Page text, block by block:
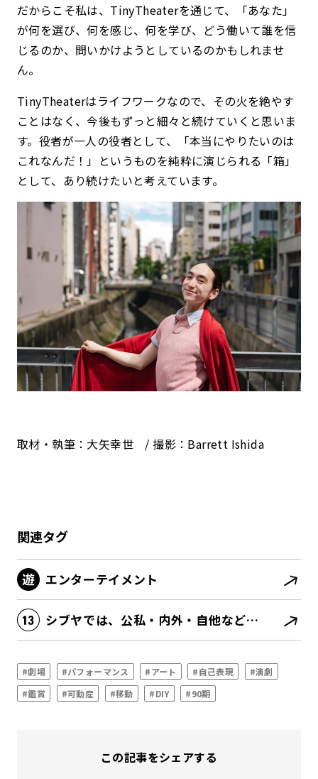
だからこそ私は、TinyTheaterを通じて、「あなた」
が何を選び、何を感じ、何を学び、どう働いて誰を信
じるのか、問いかけようとしているのかもしれませ
ん。
TinyTheaterはライフワークなので、その火を絶やす
ことはなく、今後もずっと細々と続けていくと思いま
す。役者が一人の役者として、「本当にやりたいのは
これなんだ！」というものを純粋に演じられる「箱」
として、あり続けたいと考えています。
取材・執筆：大矢幸世 / 撮影：Barrett Ishida
関連タグ
エンターテイメント
シブヤでは、公私・内外・自他などあらゆる境界が消滅する
#劇場 #パフォーマンス #アート #自己表現
#演劇
#鑑賞
#可動産 #移動 #DIY #90期
この記事をシェアする